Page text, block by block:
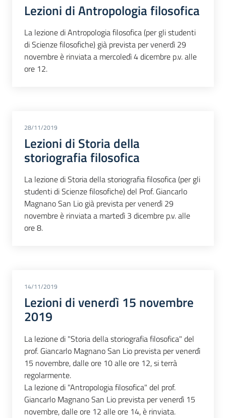
Lezioni di Antropologia filosofica
La lezione di Antropologia filosofica (per gli studenti
di Scienze filosofiche) già prevista per venerdì 29
novembre è rinviata a mercoledì 4 dicembre p.v. alle
ore 12.
28/11/2019
Lezioni di Storia della
storiografia filosofica
La lezione di Storia della storiografia filosofica (per gli
studenti di Scienze filosofiche) del Prof. Giancarlo
Magnano San Lio già prevista per venerdì 29
novembre è rinviata a martedì 3 dicembre p.v. alle
ore 8.
14/11/2019
Lezioni di venerdì 15 novembre
2019
La lezione di "Storia della storiografia filosofica" del
prof. Giancarlo Magnano San Lio prevista per venerdì
15 novembre, dalle ore 10 alle ore 12, si terrà
regolarmente.
La lezione di "Antropologia filosofica" del prof.
Giancarlo Magnano San Lio prevista per venerdì 15
novembre, dalle ore 12 alle ore 14, è rinviata.